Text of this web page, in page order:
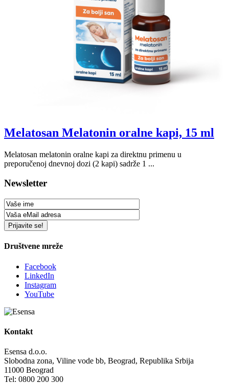
Melatosan Melatonin oralne kapi, 15 ml
Melatosan melatonin oralne kapi za direktnu primenu u
preporučenoj dnevnoj dozi (2 kapi) sadrže 1 ...
Newsletter
Društvene mreže
Facebook
LinkedIn
Instagram
YouTube
Kontakt
Esensa d.o.o.
Slobodna zona, Viline vode bb, Beograd, Republika Srbija
11000 Beograd
Tel: 0800 200 300